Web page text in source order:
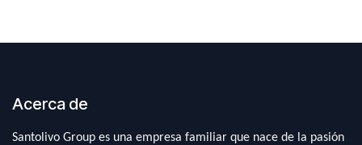
Acerca de
Santolivo Group es una empresa familiar que nace de la pasión